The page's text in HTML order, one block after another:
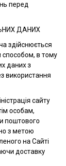
перед
ДАНИХ
здійснюється
в тому
даних з
використання
сайту
особам,
поштового
з метою
на Сайті
доставку